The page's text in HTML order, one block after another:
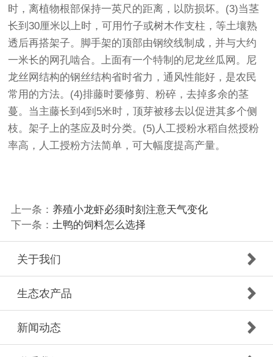
时，离植物根部保持一英尺的距离，以防损坏。(3)当茎
长到30厘米以上时，可用竹子或树木作支柱，等土壤熟
透后再搭架子。脚手架的顶部由钢绞线制成，并与大约
一米长的网孔啮合。上面有一个特制的尼龙丝瓜网。尼
龙丝网结构的钢丝结构省时省力，通风性能好，是农民
常用的方法。(4)排藤时要修剪、粉碎，去掉多余的茎
蔓。当主藤长到4到5米时，顶芽被移去以促进其多个侧
枝。架子上的茎应及时分类。(5)人工授粉水稻自然授粉
率高，人工授粉方法简单，可大幅度提高产量。
上一条： 养殖小龙虾必须时刻注意天气变化
下一条： 土鸭的饲料怎么选择
关于我们
生态农产品
新闻动态